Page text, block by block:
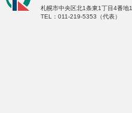
札幌市中央区北1条東1丁目4番地1
TEL：011-219-5353（代表）